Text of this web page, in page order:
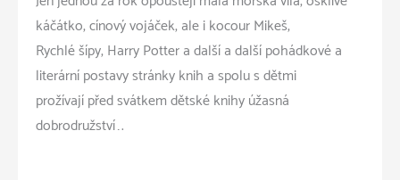
káčátko, cínový vojáček, ale i kocour Mikeš,
Rychlé šípy, Harry Potter a další a další pohádkové a
literární postavy stránky knih a spolu s dětmi
prožívají před svátkem dětské knihy úžasná
dobrodružství….